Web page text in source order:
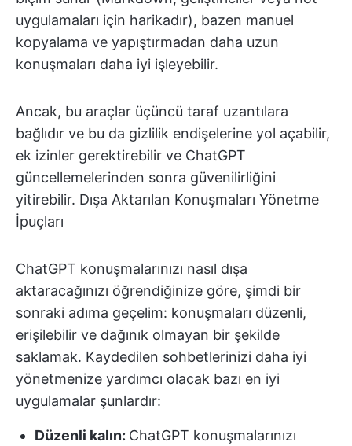
uygulamaları için harikadır), bazen manuel
kopyalama ve yapıştırmadan daha uzun
konuşmaları daha iyi işleyebilir.
Ancak, bu araçlar üçüncü taraf uzantılara
bağlıdır ve bu da gizlilik endişelerine yol açabilir,
ek izinler gerektirebilir ve ChatGPT
güncellemelerinden sonra güvenilirliğini
yitirebilir. Dışa Aktarılan Konuşmaları Yönetme
İpuçları
ChatGPT konuşmalarınızı nasıl dışa
aktaracağınızı öğrendiğinize göre, şimdi bir
sonraki adıma geçelim: konuşmaları düzenli,
erişilebilir ve dağınık olmayan bir şekilde
saklamak. Kaydedilen sohbetlerinizi daha iyi
yönetmenize yardımcı olacak bazı en iyi
uygulamalar şunlardır:
Düzenli kalın: ChatGPT konuşmalarınızı